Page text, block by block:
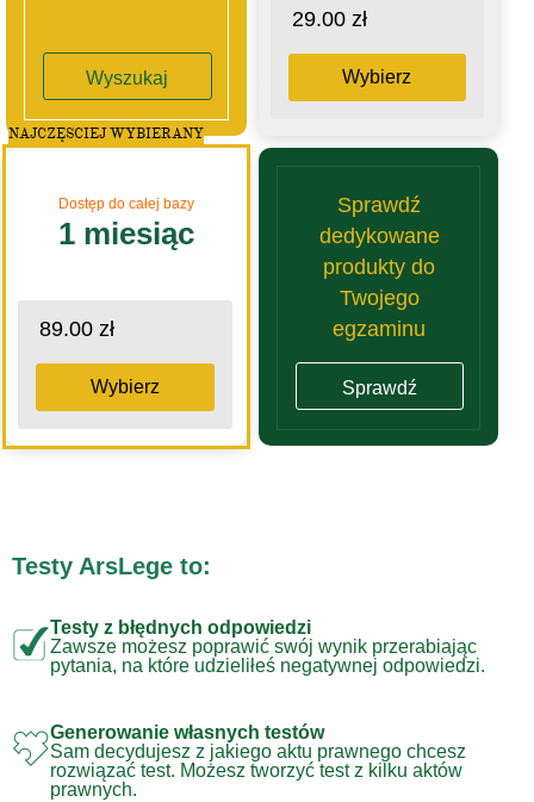
Wyszukaj
29.00 zł
Wybierz
Dostęp do całej bazy
1 miesiąc
89.00 zł
Wybierz
NAJCZĘSCIEJ WYBIERANY
Sprawdź
dedykowane
produkty do
Twojego
egzaminu
Sprawdź
Testy ArsLege to:
Testy z błędnych odpowiedzi
Zawsze możesz poprawić swój wynik przerabiając
pytania, na które udzieliłeś negatywnej odpowiedzi.
Generowanie własnych testów
Sam decydujesz z jakiego aktu prawnego chcesz
rozwiązać test. Możesz tworzyć test z kilku aktów
prawnych.